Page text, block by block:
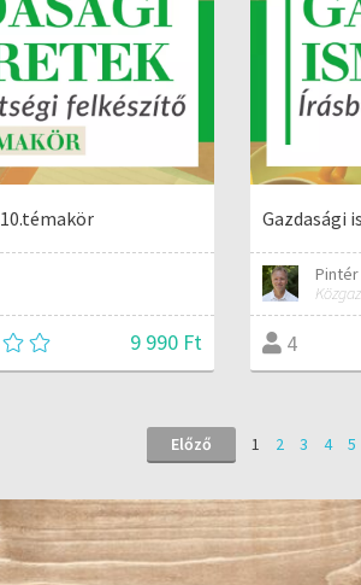
9 990 Ft
Gazdasági
4
Előző 1 2 3 4 5